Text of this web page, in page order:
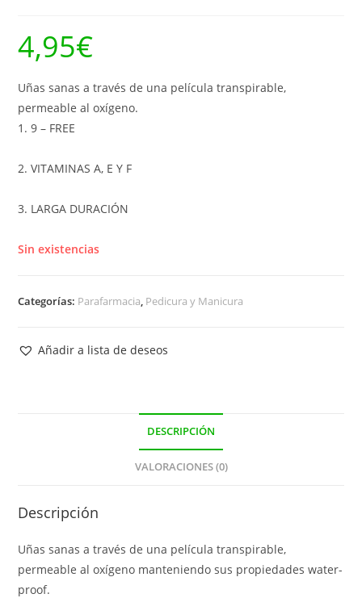
4,95€
Uñas sanas a través de una película transpirable,
permeable al oxígeno.
1. 9 – FREE
2. VITAMINAS A, E Y F
3. LARGA DURACIÓN
Sin existencias
Categorías: Parafarmacia, Pedicura y Manicura
Añadir a lista de deseos
DESCRIPCIÓN
VALORACIONES (0)
Descripción
Uñas sanas a través de una película transpirable,
permeable al oxígeno manteniendo sus propiedades water-
proof.